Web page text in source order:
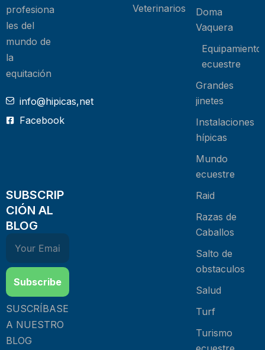
profesiona
les del
mundo de
la
equitación
info@hipicas,net
Facebook
SUBSCRIP
CIÓN AL
BLOG
Subscribe
SUSCRÍBASE
A NUESTRO
BLOG
Veterinarios
Doma
Vaquera
Equipamiento
ecuestre
Grandes
jinetes
Instalaciones
hípicas
Mundo
ecuestre
Raid
Razas de
Caballos
Salto de
obstaculos
Salud
Turf
Turismo